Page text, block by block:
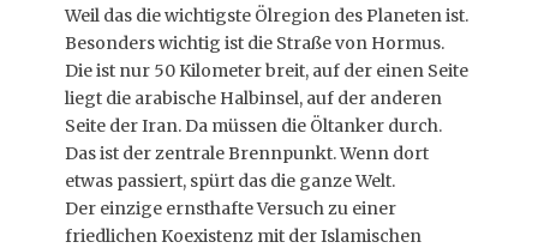
Weil das die wichtigste Ölregion des Planeten ist.
Besonders wichtig ist die Straße von Hormus.
Die ist nur 50 Kilometer breit, auf der einen Seite
liegt die arabische Halbinsel, auf der anderen
Seite der Iran. Da müssen die Öltanker durch.
Das ist der zentrale Brennpunkt. Wenn dort
etwas passiert, spürt das die ganze Welt.
Der einzige ernsthafte Versuch zu einer
friedlichen Koexistenz mit der Islamischen